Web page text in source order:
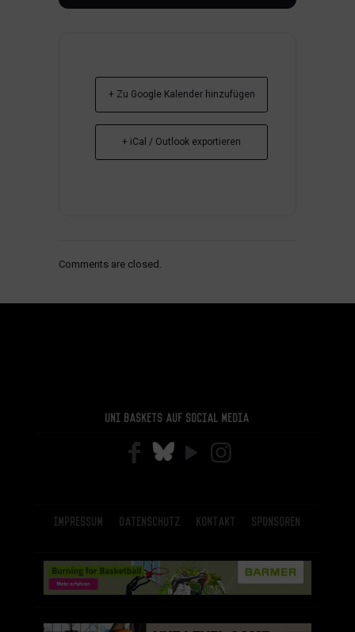
+ Zu Google Kalender hinzufügen
+ iCal / Outlook exportieren
Comments are closed.
Uni Baskets auf Social Media
Impressum Datenschutz Kontakt Sponsoren